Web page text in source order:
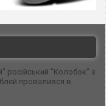
російський "Колобок" з
провалився в